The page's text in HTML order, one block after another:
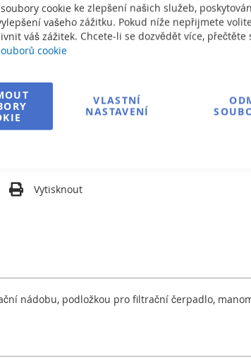
cookie ke zlepšení našich služeb,
vašeho zážitku. Pokud níže nepřijmete
váš zážitek. Chcete-li se dozvědět více, přečtěte
cookie
VLASTNÍ
NASTAVENÍ
Vytisknout
nádobu, podložkou pro filtrační čerpadlo,